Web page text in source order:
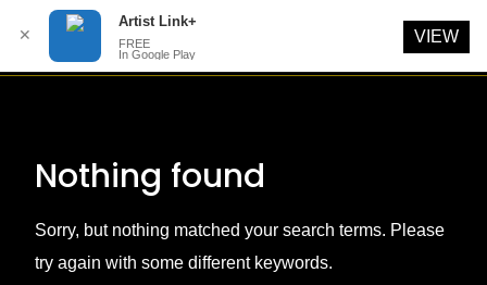
Nothing found
Sorry, but nothing matched your search terms. Please
try again with some different keywords.
✕
Artist Link+
FREE
In Google Play
VIEW